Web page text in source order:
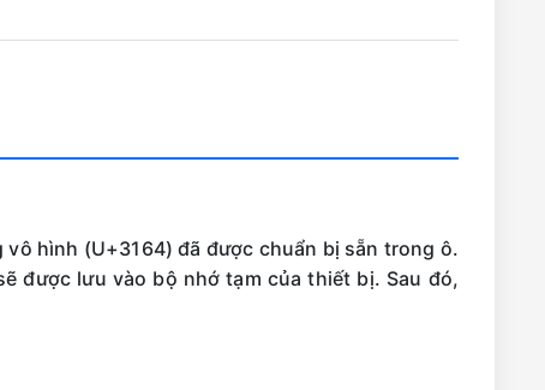
hình (U+3164) đã được chuẩn bị sẵn trong ô.
được lưu vào bộ nhớ tạm của thiết bị. Sau đó,